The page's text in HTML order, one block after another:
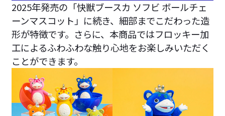
2025年発売の「快獣ブースカ ソフビ ボールチェ
ーンマスコット」に続き、細部までこだわった造
形が特徴です。さらに、本商品ではフロッキー加
工によるふわふわな触り心地をお楽しみいただく
ことができます。